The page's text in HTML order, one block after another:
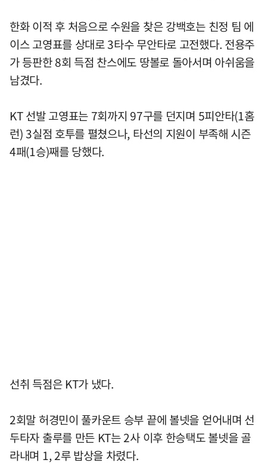
한화 이적 후 처음으로 수원을 찾은 강백호는 친정 팀 에
이스 고영표를 상대로 3타수 무안타로 고전했다. 전용주
가 등판한 8회 득점 찬스에도 땅볼로 돌아서며 아쉬움을
남겼다.
KT 선발 고영표는 7회까지 97구를 던지며 5피안타(1홈
런) 3실점 호투를 펼쳤으나, 타선의 지원이 부족해 시즌
4패(1승)째를 당했다.
선취 득점은 KT가 냈다.
2회말 허경민이 풀카운트 승부 끝에 볼넷을 얻어내며 선
두타자 출루를 만든 KT는 2사 이후 한승택도 볼넷을 골
라내며 1, 2루 밥상을 차렸다.